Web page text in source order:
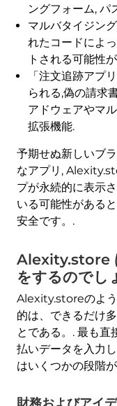
ングフォーム, パ
マルバタイジン
れたコードによ
トされる可能性
「注文追跡アプ
られる,偽の請求
アドウェアやマ
拡張機能.
予期せぬ新しいブ
なアプリ,
プが永続的に表示
いる可能性がある
安全です。.
Alexity.store
をするのでし
Alexity.storeのよう
的は、できるだけ
とである。. 最も直
払いデータを入力
はいくつかの段階